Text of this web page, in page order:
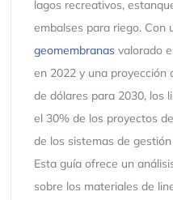
lagos recreativos,
embalses para riego. Con
geomembranasvalorado
en 2022 y una proyección
de dólares para 2030, los
el 30% de los proyectos
de los sistemas de
Esta guía ofrece un
sobre los materiales de